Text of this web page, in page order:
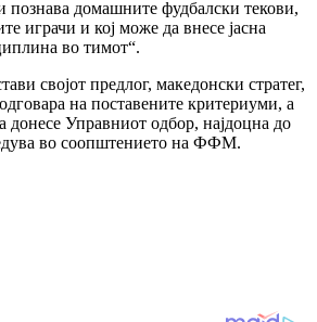
познава домашните фудбалски текови,
играчи и кој може да внесе јасна
во тимот“.
својот предлог, македонски стратег,
на поставените критериуми, а
донесе Управниот одбор, најдоцна до
во соопштението на ФФМ.